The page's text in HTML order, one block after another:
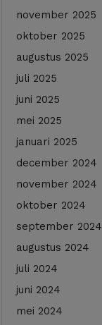
november 2025
oktober 2025
augustus 2025
juli 2025
juni 2025
mei 2025
januari 2025
december 2024
november 2024
oktober 2024
september 2024
augustus 2024
juli 2024
juni 2024
mei 2024